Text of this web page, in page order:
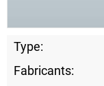
Type:
Fabricants: